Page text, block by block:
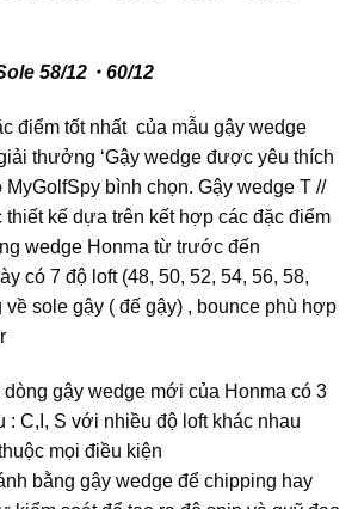
・60/12
điểm tốt nhất của mẫu gậy wedge
thưởng ‘Gậy wedge được yêu thích
MyGolfSpy bình chọn. Gậy wedge T //
kế dựa trên kết hợp các đặc điểm
wedge Honma từ trước đến
có 7 độ loft (48, 50, 52, 54, 56, 58,
sole gậy ( đế gậy) , bounce phù hợp
dòng gậy wedge mới của Honma có 3
: C,I, S với nhiều độ loft khác nhau
mọi điều kiện
bằng gậy wedge để chipping hay